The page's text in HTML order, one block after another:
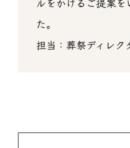
た。
担当：葬祭ディレ